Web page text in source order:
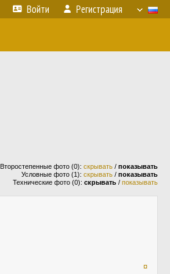
Войти Регистрация
Второстепенные фото (0): скрывать / показывать
Условные фото (1): скрывать / показывать
Технические фото (0): скрывать / показывать
¤